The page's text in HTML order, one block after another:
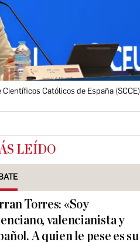
Católicos de España (SCCE)
LEÍDO
Torres: «Soy
valencianista y
A quien le pese es su